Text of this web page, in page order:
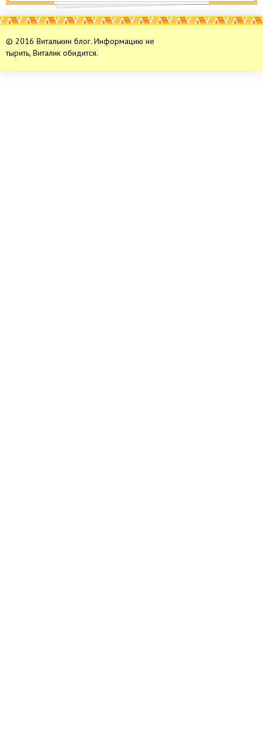
© 2016 Виталькин блог. Информацию не
тырить, Виталик обидится.